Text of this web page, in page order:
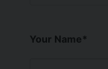
Your Name*